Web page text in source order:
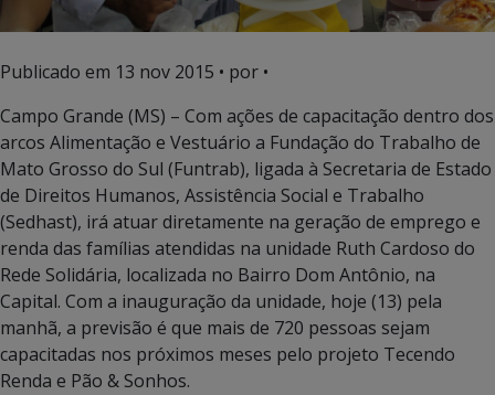
Publicado em 13 nov 2015 • por •
Campo Grande (MS) – Com ações de capacitação dentro dos
arcos Alimentação e Vestuário a Fundação do Trabalho de
Mato Grosso do Sul (Funtrab), ligada à Secretaria de Estado
de Direitos Humanos, Assistência Social e Trabalho
(Sedhast), irá atuar diretamente na geração de emprego e
renda das famílias atendidas na unidade Ruth Cardoso do
Rede Solidária, localizada no Bairro Dom Antônio, na
Capital. Com a inauguração da unidade, hoje (13) pela
manhã, a previsão é que mais de 720 pessoas sejam
capacitadas nos próximos meses pelo projeto Tecendo
Renda e Pão & Sonhos.